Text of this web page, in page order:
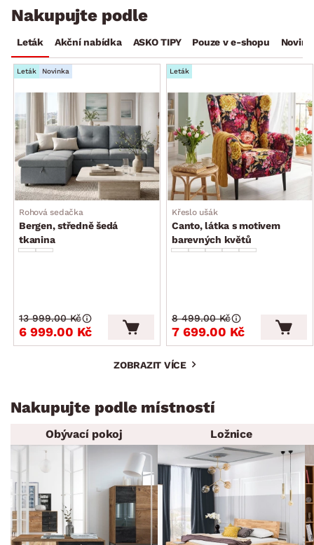
Nakupujte podle
Leták Akční nabídka ASKO TIPY Pouze v e-shopu
Leták Novinka
Rohová sedačka
Bergen, středně šedá
tkanina
6 999.00 Kč
13 999.00 Kč
Leták
Křeslo ušák
Canto, látka s motivem
barevných květů
7 699.00 Kč
8 499.00 Kč
ZOBRAZIT VÍCE
Nakupujte podle místností
Obývací pokoj Ložnice